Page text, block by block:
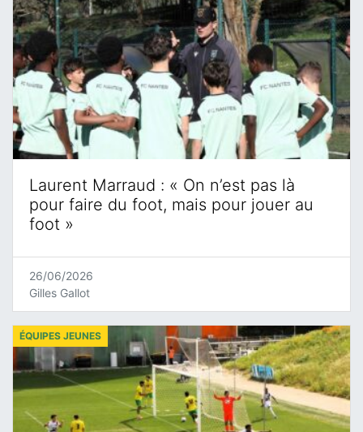
Laurent Marraud : « On n’est pas là
pour faire du foot, mais pour jouer au
foot »
26/06/2026
Gilles Gallot
ÉQUIPES JEUNES